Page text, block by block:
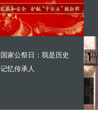
国家公祭日：我是历史
记忆传承人